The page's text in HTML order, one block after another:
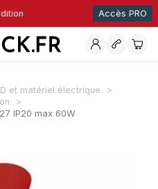
Accès PRO
et matériel électrique
IP20 max 60W